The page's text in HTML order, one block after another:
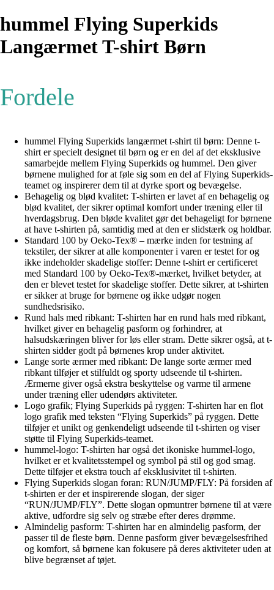
hummel Flying Superkids
Langærmet T-shirt Børn
Fordele
hummel Flying Superkids langærmet t-shirt til børn: Denne t-
shirt er specielt designet til børn og er en del af det eksklusive
samarbejde mellem Flying Superkids og hummel. Den giver
børnene mulighed for at føle sig som en del af Flying Superkids-
teamet og inspirerer dem til at dyrke sport og bevægelse.
Behagelig og blød kvalitet: T-shirten er lavet af en behagelig og
blød kvalitet, der sikrer optimal komfort under træning eller til
hverdagsbrug. Den bløde kvalitet gør det behageligt for børnene
at have t-shirten på, samtidig med at den er slidstærk og holdbar.
Standard 100 by Oeko-Tex® – mærke inden for testning af
tekstiler, der sikrer at alle komponenter i varen er testet for og
ikke indeholder skadelige stoffer: Denne t-shirt er certificeret
med Standard 100 by Oeko-Tex®-mærket, hvilket betyder, at
den er blevet testet for skadelige stoffer. Dette sikrer, at t-shirten
er sikker at bruge for børnene og ikke udgør nogen
sundhedsrisiko.
Rund hals med ribkant: T-shirten har en rund hals med ribkant,
hvilket giver en behagelig pasform og forhindrer, at
halsudskæringen bliver for løs eller stram. Dette sikrer også, at t-
shirten sidder godt på børnenes krop under aktivitet.
Lange sorte ærmer med ribkant: De lange sorte ærmer med
ribkant tilføjer et stilfuldt og sporty udseende til t-shirten.
Ærmerne giver også ekstra beskyttelse og varme til armene
under træning eller udendørs aktiviteter.
Logo grafik; Flying Superkids på ryggen: T-shirten har en flot
logo grafik med teksten “Flying Superkids” på ryggen. Dette
tilføjer et unikt og genkendeligt udseende til t-shirten og viser
støtte til Flying Superkids-teamet.
hummel-logo: T-shirten har også det ikoniske hummel-logo,
hvilket er et kvalitetsstempel og symbol på stil og god smag.
Dette tilføjer et ekstra touch af eksklusivitet til t-shirten.
Flying Superkids slogan foran: RUN/JUMP/FLY: På forsiden af
t-shirten er der et inspirerende slogan, der siger
“RUN/JUMP/FLY”. Dette slogan opmuntrer børnene til at være
aktive, udfordre sig selv og stræbe efter deres drømme.
Almindelig pasform: T-shirten har en almindelig pasform, der
passer til de fleste børn. Denne pasform giver bevægelsesfrihed
og komfort, så børnene kan fokusere på deres aktiviteter uden at
blive begrænset af tøjet.